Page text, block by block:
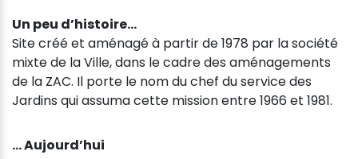
Un peu d’histoire…
Site créé et aménagé à partir de 1978 par la société
mixte de la Ville, dans le cadre des aménagements
de la ZAC. Il porte le nom du chef du service des
Jardins qui assuma cette mission entre 1966 et 1981.
… Aujourd’hui